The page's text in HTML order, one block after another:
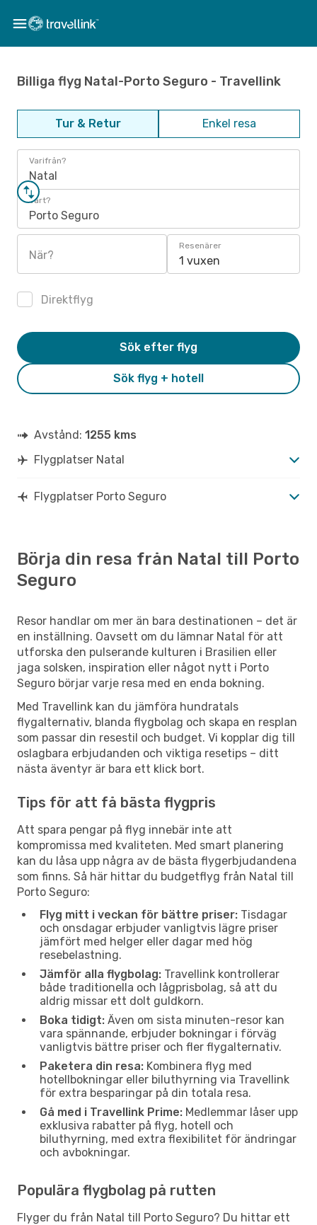
Billiga flyg Natal-Porto Seguro - Travellink
Tur & Retur Enkel resa
Varifrån?
Natal
Vart?
Porto Seguro
När?
Resenärer
1 vuxen
Direktflyg
Sök flyg + hotell
Sök efter flyg
Avstånd: 1255 kms
Flygplatser Natal
Flygplatser Porto Seguro
Börja din resa från Natal till Porto
Seguro
Resor handlar om mer än bara destinationen – det är
en inställning. Oavsett om du lämnar Natal för att
utforska den pulserande kulturen i Brasilien eller
jaga solsken, inspiration eller något nytt i Porto
Seguro börjar varje resa med en enda bokning.
Med Travellink kan du jämföra hundratals
flygalternativ, blanda flygbolag och skapa en resplan
som passar din resestil och budget. Vi kopplar dig till
oslagbara erbjudanden och viktiga resetips – ditt
nästa äventyr är bara ett klick bort.
Tips för att få bästa flygpris
Att spara pengar på flyg innebär inte att
kompromissa med kvaliteten. Med smart planering
kan du låsa upp några av de bästa flygerbjudandena
som finns. Så här hittar du budgetflyg från Natal till
Porto Seguro:
Flyg mitt i veckan för bättre priser: Tisdagar
och onsdagar erbjuder vanligtvis lägre priser
jämfört med helger eller dagar med hög
resebelastning.
Jämför alla flygbolag: Travellink kontrollerar
både traditionella och lågprisbolag, så att du
aldrig missar ett dolt guldkorn.
Boka tidigt: Även om sista minuten-resor kan
vara spännande, erbjuder bokningar i förväg
vanligtvis bättre priser och fler flygalternativ.
Paketera din resa: Kombinera flyg med
hotellbokningar eller biluthyrning via Travellink
för extra besparingar på din totala resa.
Gå med i Travellink Prime: Medlemmar låser upp
exklusiva rabatter på flyg, hotell och
biluthyrning, med extra flexibilitet för ändringar
och avbokningar.
Populära flygbolag på rutten
Flyger du från Natal till Porto Seguro? Du hittar ett